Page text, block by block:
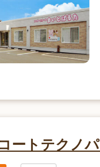
ートテクノ